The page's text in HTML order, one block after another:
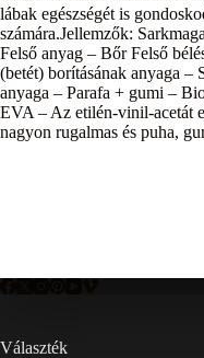
lábak egészségét is
számára.Jellemzők:
Felső anyag – Bőr Felső
(betét) borításának anyaga –
anyaga – Parafa + gumi –
EVA – Az etilén-vinil-acetát
nagyon rugalmas és puha,
Választék